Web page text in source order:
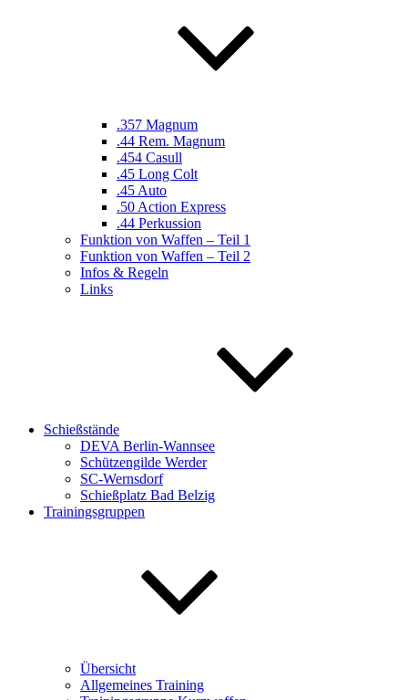
.357 Magnum
.44 Rem. Magnum
.454 Casull
.45 Long Colt
.45 Auto
.50 Action Express
.44 Perkussion
Funktion von Waffen – Teil 1
Funktion von Waffen – Teil 2
Infos & Regeln
Links
Schießstände
DEVA Berlin-Wannsee
Schützengilde Werder
SC-Wernsdorf
Schießplatz Bad Belzig
Trainingsgruppen
Übersicht
Allgemeines Training